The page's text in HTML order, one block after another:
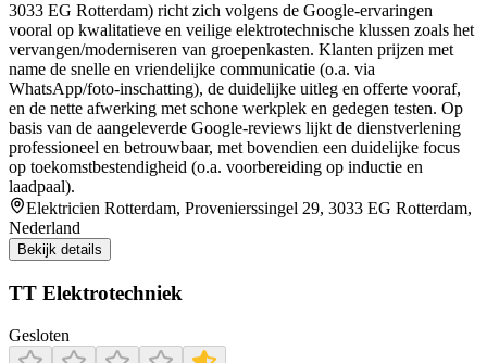
3033 EG Rotterdam) richt zich volgens de Google-ervaringen
vooral op kwalitatieve en veilige elektrotechnische klussen zoals het
vervangen/moderniseren van groepenkasten. Klanten prijzen met
name de snelle en vriendelijke communicatie (o.a. via
WhatsApp/foto-inschatting), de duidelijke uitleg en offerte vooraf,
en de nette afwerking met schone werkplek en gedegen testen. Op
basis van de aangeleverde Google-reviews lijkt de dienstverlening
professioneel en betrouwbaar, met bovendien een duidelijke focus
op toekomstbestendigheid (o.a. voorbereiding op inductie en
laadpaal).
Elektricien Rotterdam, Provenierssingel 29, 3033 EG Rotterdam,
Nederland
Bekijk details
TT Elektrotechniek
Gesloten